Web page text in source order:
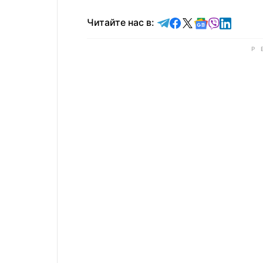
Читайте нас в: Читайте в Telegram
Читайте в
Читайте в X
Читайте в
Читайте